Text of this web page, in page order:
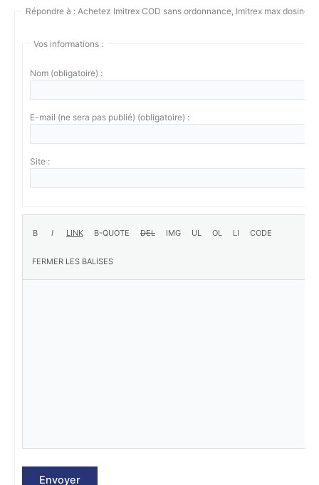
Répondre à : Achetez Imitrex COD sans ordonnance, Imitrex max dosing
Vos informations :
Nom (obligatoire) :
E-mail (ne sera pas publié) (obligatoire) :
Site :
Envoyer